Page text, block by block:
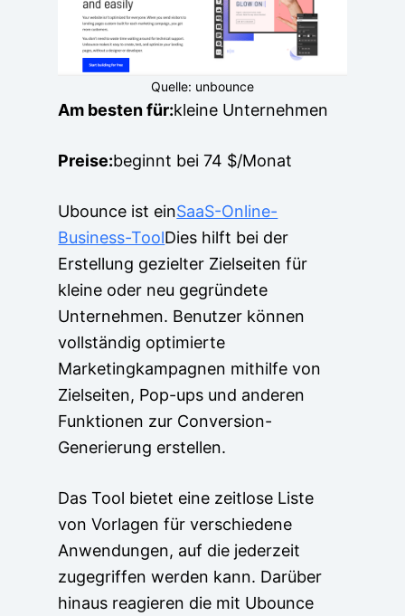
Quelle: unbounce
Am besten für:kleine Unternehmen
Preise:beginnt bei 74 $/Monat
Ubounce ist einSaaS-Online-
Business-ToolDies hilft bei der
Erstellung gezielter Zielseiten für
kleine oder neu gegründete
Unternehmen. Benutzer können
vollständig optimierte
Marketingkampagnen mithilfe von
Zielseiten, Pop-ups und anderen
Funktionen zur Conversion-
Generierung erstellen.
Das Tool bietet eine zeitlose Liste
von Vorlagen für verschiedene
Anwendungen, auf die jederzeit
zugegriffen werden kann. Darüber
hinaus reagieren die mit Ubounce